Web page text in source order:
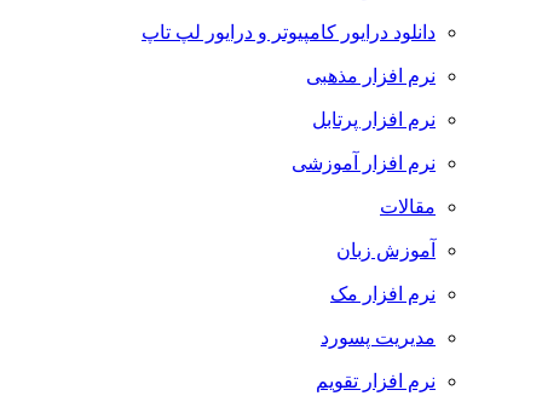
دانلود درایور کامپیوتر و درایور لپ تاپ
نرم افزار مذهبی
نرم افزار پرتابل
نرم افزار آموزشی
مقالات
آموزش زبان
نرم افزار مک
مدیریت پسورد
نرم افزار تقویم